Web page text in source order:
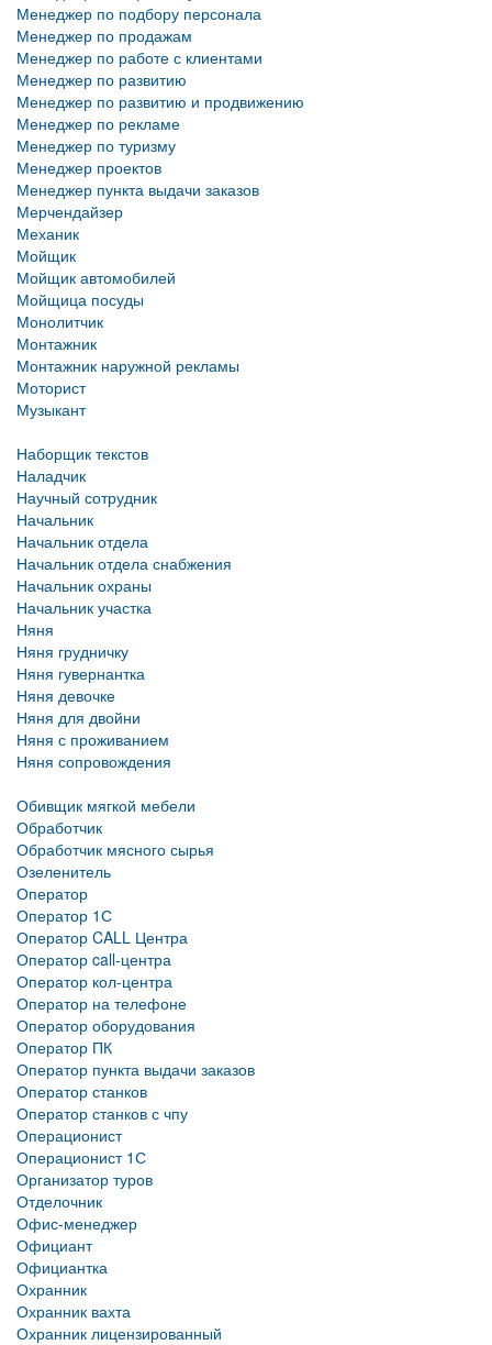
Менеджер по подбору персонала
Менеджер по продажам
Менеджер по работе с клиентами
Менеджер по развитию
Менеджер по развитию и продвижению
Менеджер по рекламе
Менеджер по туризму
Менеджер проектов
Менеджер пункта выдачи заказов
Мерчендайзер
Механик
Мойщик
Мойщик автомобилей
Мойщица посуды
Монолитчик
Монтажник
Монтажник наружной рекламы
Моторист
Музыкант
Наборщик текстов
Наладчик
Научный сотрудник
Начальник
Начальник отдела
Начальник отдела снабжения
Начальник охраны
Начальник участка
Няня
Няня грудничку
Няня гувернантка
Няня девочке
Няня для двойни
Няня с проживанием
Няня сопровождения
Обивщик мягкой мебели
Обработчик
Обработчик мясного сырья
Озеленитель
Оператор
Оператор 1С
Оператор CALL Центра
Оператор call-центра
Оператор кол-центра
Оператор на телефоне
Оператор оборудования
Оператор ПК
Оператор пункта выдачи заказов
Оператор станков
Оператор станков с чпу
Операционист
Операционист 1С
Организатор туров
Отделочник
Офис-менеджер
Официант
Официантка
Охранник
Охранник вахта
Охранник лицензированный